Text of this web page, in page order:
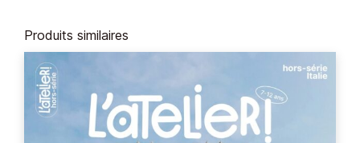
Produits similaires